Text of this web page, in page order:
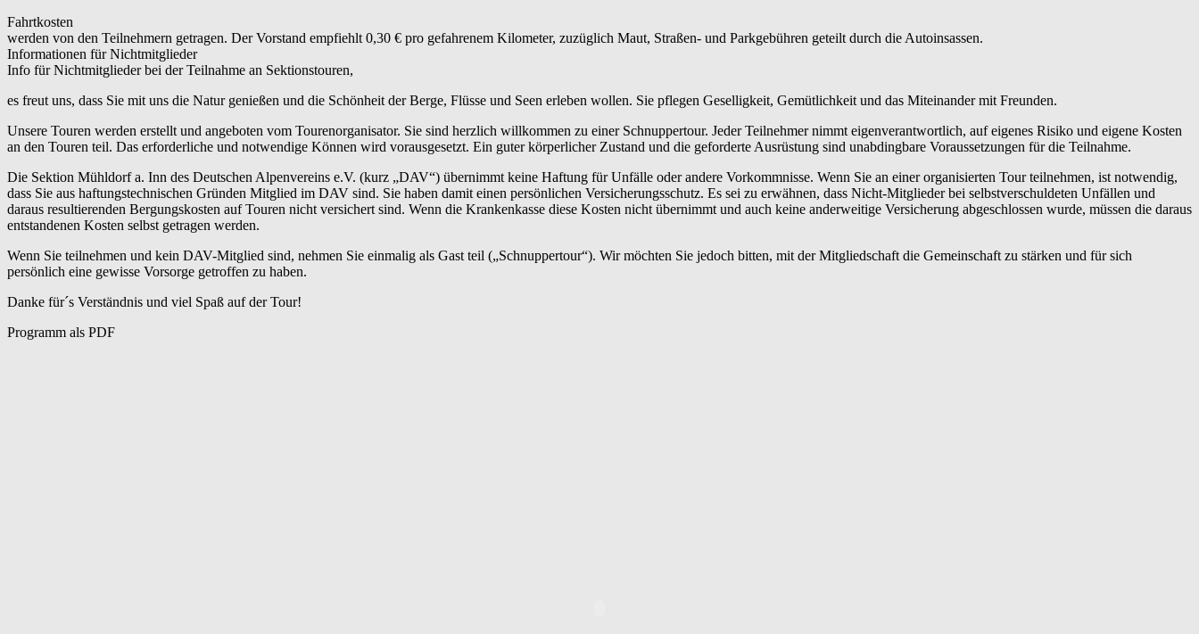
Fahrtkosten
werden von den Teilnehmern getragen. Der Vorstand empfiehlt 0,30 € pro gefahrenem Kilometer, zuzüglich Maut, Straßen- und Parkgebühren geteilt durch die Autoinsassen.
Informationen für Nichtmitglieder
Info für Nichtmitglieder bei der Teilnahme an Sektionstouren,
es freut uns, dass Sie mit uns die Natur genießen und die Schönheit der Berge, Flüsse und Seen erleben wollen. Sie pflegen Geselligkeit, Gemütlichkeit und das Miteinander mit Freunden.
Unsere Touren werden erstellt und angeboten vom Tourenorganisator. Sie sind herzlich willkommen zu einer Schnuppertour. Jeder Teilnehmer nimmt eigenverantwortlich, auf eigenes Risiko und eigene Kosten
an den Touren teil. Das erforderliche und notwendige Können wird vorausgesetzt. Ein guter körperlicher Zustand und die geforderte Ausrüstung sind unabdingbare Voraussetzungen für die Teilnahme.
Die Sektion Mühldorf a. Inn des Deutschen Alpenvereins e.V. (kurz „DAV“) übernimmt keine Haftung für Unfälle oder andere Vorkommnisse. Wenn Sie an einer organisierten Tour teilnehmen, ist notwendig,
dass Sie aus haftungstechnischen Gründen Mitglied im DAV sind. Sie haben damit einen persönlichen Versicherungsschutz. Es sei zu erwähnen, dass Nicht-Mitglieder bei selbstverschuldeten Unfällen und
daraus resultierenden Bergungskosten auf Touren nicht versichert sind. Wenn die Krankenkasse diese Kosten nicht übernimmt und auch keine anderweitige Versicherung abgeschlossen wurde, müssen die daraus
entstandenen Kosten selbst getragen werden.
Wenn Sie teilnehmen und kein DAV-Mitglied sind, nehmen Sie einmalig als Gast teil („Schnuppertour“). Wir möchten Sie jedoch bitten, mit der Mitgliedschaft die Gemeinschaft zu stärken und für sich
persönlich eine gewisse Vorsorge getroffen zu haben.
Danke für´s Verständnis und viel Spaß auf der Tour!
Programm als PDF